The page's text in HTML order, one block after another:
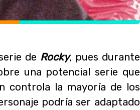
de Rocky, pues durante
una potencial serie que
controla la mayoría de los
podría ser adaptado